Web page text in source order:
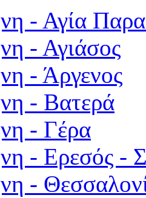
- Αγία
- Αγιάσος
- Άργενος
- Βατερά
- Γέρα
- Ερεσός -
-